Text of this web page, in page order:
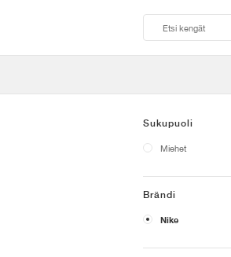
Sukupuoli
Miehet
Brändi
Nike